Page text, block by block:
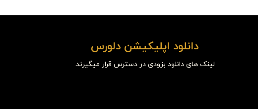
دانلود اپلیکیشن دلورس
لینک های دانلود بزودی در دسترس قرار میگیرند.